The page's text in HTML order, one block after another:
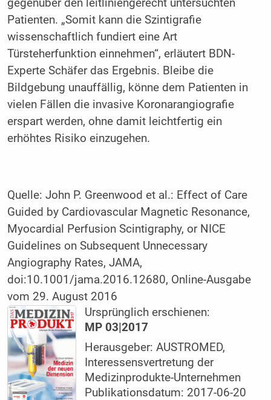
gegenüber den leitliniengerecht untersuchten
Patienten. „Somit kann die ­Szintigrafie
wissenschaftlich fundiert eine Art
Türsteherfunktion einnehmen“, erläutert BDN-
Experte Schäfer das Ergebnis. Bleibe die
Bildgebung unauffällig, könne dem Patienten in
vielen Fällen die invasive Koronarangiografie
erspart werden, ohne damit leichtfertig ein
erhöhtes Risiko einzugehen.
Quelle: John P. Greenwood et al.: Effect of Care
Guided by Cardiovascular Magnetic Resonance,
Myocardial Perfusion Scintigraphy, or NICE
Guidelines on Subsequent Unnecessary
Angiography Rates, JAMA,
doi:10.1001/jama.2016.12680, Online-Ausgabe
vom 29. August 2016
Ursprünglich erschienen:
MP 03|2017
Herausgeber: AUSTROMED,
Interessensvertretung der
Medizinprodukte-Unternehmen
Publikationsdatum: 2017-06-20